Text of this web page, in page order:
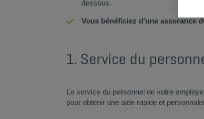
dessous.
Vous bénéficiez d'une assurance
1. Service du
Le service du personnel de votre
pour obtenir une aide rapide et